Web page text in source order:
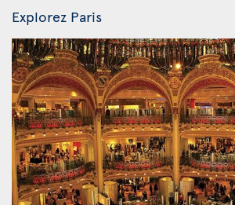
Explorez Paris